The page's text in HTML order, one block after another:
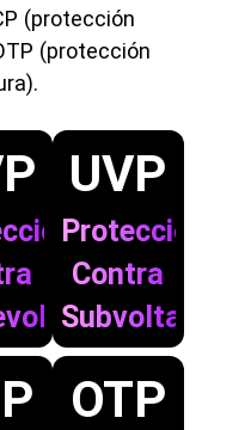
(protección
(protección
UVP
Protección
Contra
Subvoltaje
OTP